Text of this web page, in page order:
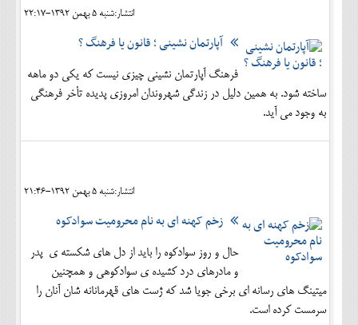
انتشار:شنبه 5 بهمن 1392-22:17
آپارتمان نشینی ؛ قانون یا فرهنگ ؟
فرهنگ آپارتمان نشینی چیزی نیست که یکی دو ماهه
ساخته شود. به همین دلیل در زندگی شهروندان امروزی پدیده تأخر فرهنگی
به وجود می آید.
انتشار:شنبه 5 بهمن 1392-21:46
زخم کهنه ای به نام محرومیت سوادکوه
حال و روز سوادکوه را باید از دل های شکسته ی پدر
و مادرهای درد کشیده ی سوادکوهی و همچنین
میتینگ های رسانه ای برخی جویا شد که ژست های قهرمانانه شان آنان را
سرمست کرده است.